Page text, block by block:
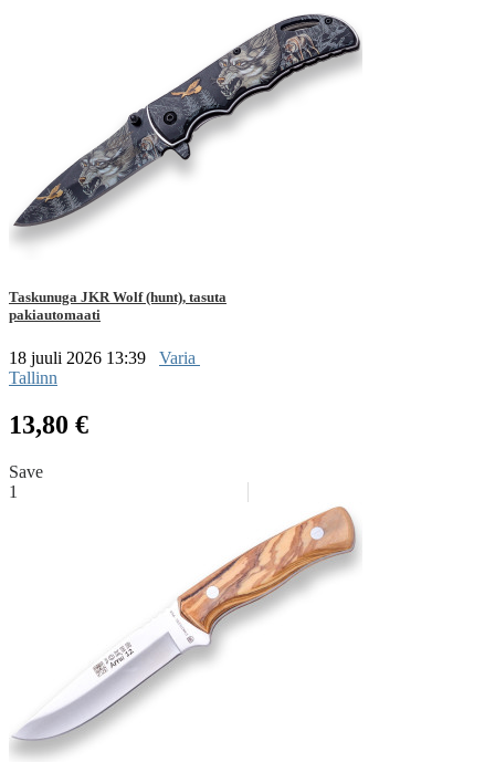
Taskunuga JKR Wolf (hunt), tasuta
pakiautomaati
18 juuli 2026 13:39
Varia
Tallinn
13,80 €
Save
1